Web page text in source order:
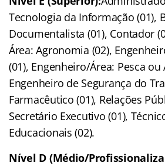
Tecnologia da Informação (01),
Documentalista (01), Contador
Área: Agronomia (02),
(01), Engenheiro/Área: Pesca
Engenheiro de Segurança do
Farmacêutico (01), Relações
Secretário Executivo (01),
Educacionais (02).
Nível D (Médio/